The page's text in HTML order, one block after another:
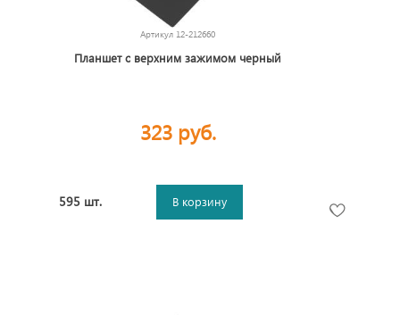
Артикул 12-212660
Планшет с верхним зажимом черный
323 руб.
595 шт. В корзину